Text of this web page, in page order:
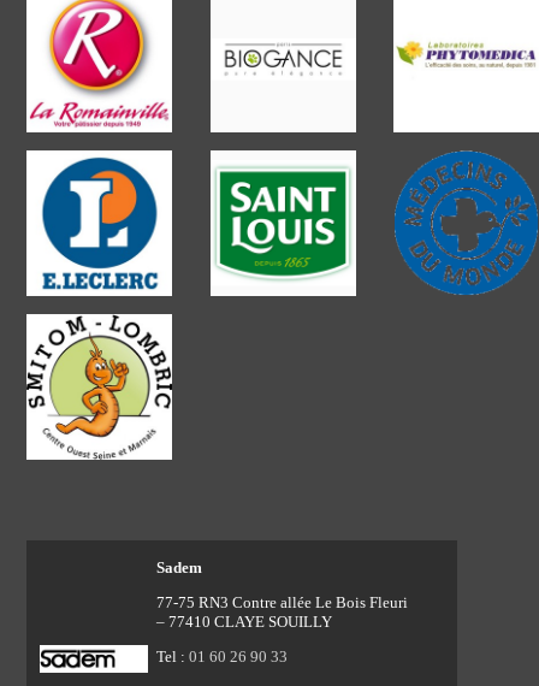
Sadem
77-75 RN3 Contre allée Le Bois Fleuri
– 77410 CLAYE SOUILLY
Tel : 01 60 26 90 33